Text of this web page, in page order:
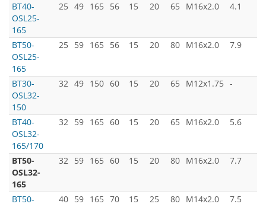
BT40-
OSL25-
165
25 49 165 56 15 20 65 M16x2.0 4.1
BT50-
OSL25-
165
25 59 165 56 15 20 80 M16x2.0 7.9
BT30-
OSL32-
150
32 49 150 60 15 20 65 M12x1.75 -
BT40-
OSL32-
165/170
32 59 165 60 15 20 65 M16x2.0 5.6
BT50-
OSL32-
165
32 59 165 60 15 20 80 M16x2.0 7.7
BT50-
40 59 165 70 15 25 80 M14x2.0 7.5